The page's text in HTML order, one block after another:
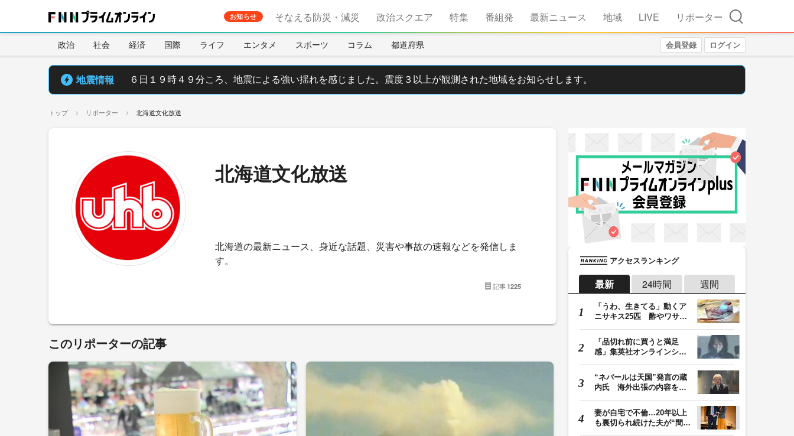
お知らせ そなえる防災・減災 政治スクエア 特集 番組発 最新ニュース 地域 LIVE リポーター 検索
政治 社会 経済 国際 ライフ エンタメ スポーツ コラム 都道府県 会員登録 ログイン
地震情報 ６日１９時４９分ころ、地震による強い揺れを感じました。震度３以上が観測された地域をお知らせします。
トップ リポーター 北海道文化放送
北海道文化放送
北海道の最新ニュース、身近な話題、災害や事故の速報などを発信しま
す。
記事1225
このリポーターの記事
アクセスランキング
最新 24時間 週間
「うわ、生きてる」動くア
ニサキス25匹 酢やワサビ
「品切れ前に買うと満足
感」集英社オンラインショ
“ネパールは天国”発言の蔵
内氏 海外出張の内容を説
妻が自宅で不倫…20年以上
も裏切られ続けた夫が“間